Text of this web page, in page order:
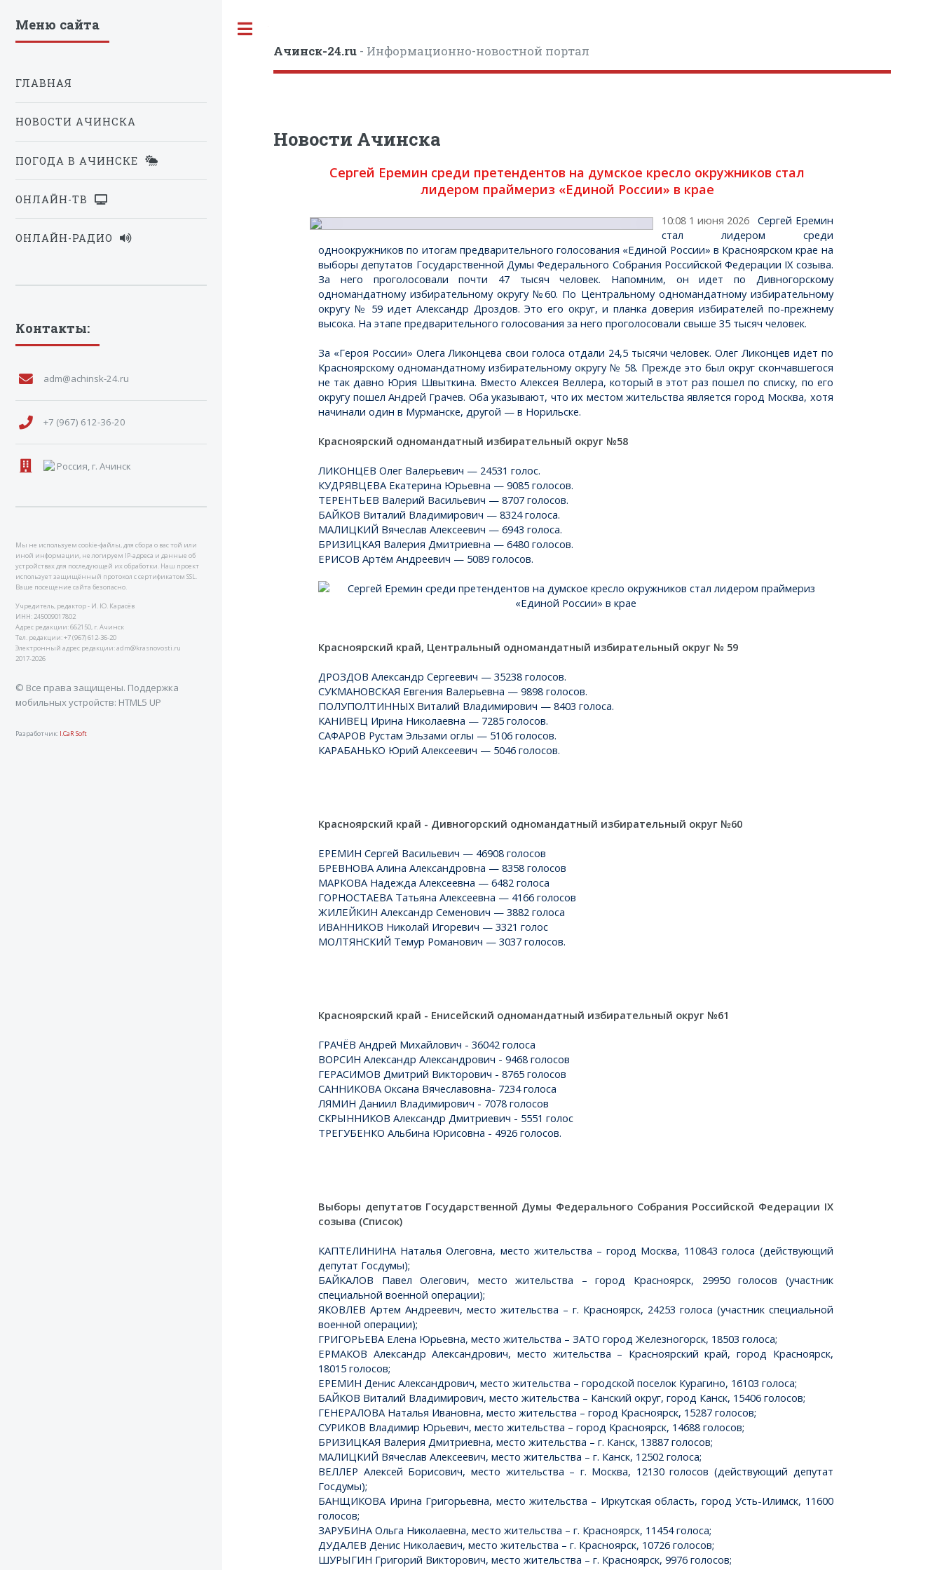
Ачинск-24.ru - Информационно-новостной портал
Новости Ачинска
Сергей Еремин среди претендентов на думское кресло окружников стал
лидером праймериз «Единой России» в крае
10:08 1 июня 2026
Сергей Еремин
стал лидером среди
одноокружников по итогам предварительного голосования «Единой России» в Красноярском крае на
выборы депутатов Государственной Думы Федерального Собрания Российской Федерации IX созыва.
За него проголосовали почти 47 тысяч человек. Напомним, он идет по Дивногорскому
одномандатному избирательному округу №60. По Центральному одномандатному избирательному
округу № 59 идет Александр Дроздов. Это его округ, и планка доверия избирателей по-прежнему
высока. На этапе предварительного голосования за него проголосовали свыше 35 тысяч человек.
За «Героя России» Олега Ликонцева свои голоса отдали 24,5 тысячи человек. Олег Ликонцев идет по
Красноярскому одномандатному избирательному округу № 58. Прежде это был округ скончавшегося
не так давно Юрия Швыткина. Вместо Алексея Веллера, который в этот раз пошел по списку, по его
округу пошел Андрей Грачев. Оба указывают, что их местом жительства является город Москва, хотя
начинали один в Мурманске, другой — в Норильске.
Красноярский одномандатный избирательный округ №58
ЛИКОНЦЕВ Олег Валерьевич — 24531 голос.
КУДРЯВЦЕВА Екатерина Юрьевна — 9085 голосов.
ТЕРЕНТЬЕВ Валерий Васильевич — 8707 голосов.
БАЙКОВ Виталий Владимирович — 8324 голоса.
МАЛИЦКИЙ Вячеслав Алексеевич — 6943 голоса.
БРИЗИЦКАЯ Валерия Дмитриевна — 6480 голосов.
ЕРИСОВ Артём Андреевич — 5089 голосов.
Красноярский край, Центральный одномандатный избирательный округ № 59
ДРОЗДОВ Александр Сергеевич — 35238 голосов.
СУКМАНОВСКАЯ Евгения Валерьевна — 9898 голосов.
ПОЛУПОЛТИННЫХ Виталий Владимирович — 8403 голоса.
КАНИВЕЦ Ирина Николаевна — 7285 голосов.
САФАРОВ Рустам Эльзами оглы — 5106 голосов.
КАРАБАНЬКО Юрий Алексеевич — 5046 голосов.
Красноярский край - Дивногорский одномандатный избирательный округ №60
ЕРЕМИН Сергей Васильевич — 46908 голосов
БРЕВНОВА Алина Александровна — 8358 голосов
МАРКОВА Надежда Алексеевна — 6482 голоса
ГОРНОСТАЕВА Татьяна Алексеевна — 4166 голосов
ЖИЛЕЙКИН Александр Семенович — 3882 голоса
ИВАННИКОВ Николай Игоревич — 3321 голос
МОЛТЯНСКИЙ Темур Романович — 3037 голосов.
Красноярский край - Енисейский одномандатный избирательный округ №61
ГРАЧЁВ Андрей Михайлович - 36042 голоса
ВОРСИН Александр Александрович - 9468 голосов
ГЕРАСИМОВ Дмитрий Викторович - 8765 голосов
САННИКОВА Оксана Вячеславовна- 7234 голоса
ЛЯМИН Даниил Владимирович - 7078 голосов
СКРЫННИКОВ Александр Дмитриевич - 5551 голос
ТРЕГУБЕНКО Альбина Юрисовна - 4926 голосов.
Выборы депутатов Государственной Думы Федерального Собрания Российской Федерации IX
созыва (Список)
КАПТЕЛИНИНА Наталья Олеговна, место жительства – город Москва, 110843 голоса (действующий
депутат Госдумы);
БАЙКАЛОВ Павел Олегович, место жительства – город Красноярск, 29950 голосов (участник
специальной военной операции);
ЯКОВЛЕВ Артем Андреевич, место жительства – г. Красноярск, 24253 голоса (участник специальной
военной операции);
ГРИГОРЬЕВА Елена Юрьевна, место жительства – ЗАТО город Железногорск, 18503 голоса;
ЕРМАКОВ Александр Александрович, место жительства – Красноярский край, город Красноярск,
18015 голосов;
ЕРЕМИН Денис Александрович, место жительства – городской поселок Курагино, 16103 голоса;
БАЙКОВ Виталий Владимирович, место жительства – Канский округ, город Канск, 15406 голосов;
ГЕНЕРАЛОВА Наталья Ивановна, место жительства – город Красноярск, 15287 голосов;
СУРИКОВ Владимир Юрьевич, место жительства – город Красноярск, 14688 голосов;
БРИЗИЦКАЯ Валерия Дмитриевна, место жительства – г. Канск, 13887 голосов;
МАЛИЦКИЙ Вячеслав Алексеевич, место жительства – г. Канск, 12502 голоса;
ВЕЛЛЕР Алексей Борисович, место жительства – г. Москва, 12130 голосов (действующий депутат
Госдумы);
БАНЩИКОВА Ирина Григорьевна, место жительства – Иркутская область, город Усть-Илимск, 11600
голосов;
ЗАРУБИНА Ольга Николаевна, место жительства – г. Красноярск, 11454 голоса;
ДУДАЛЕВ Денис Николаевич, место жительства – г. Красноярск, 10726 голосов;
ШУРЫГИН Григорий Викторович, место жительства – г. Красноярск, 9976 голосов;
Меню сайта
ГЛАВНАЯ
НОВОСТИ АЧИНСКА
ПОГОДА В АЧИНСКЕ
ОНЛАЙН-ТВ
ОНЛАЙН-РАДИО
Контакты:
adm@achinsk-24.ru
+7 (967) 612-36-20
Россия, г. Ачинск
Мы не используем cookie-файлы, для сбора о вас той или
иной информации, не логируем IP-адреса и данные об
устройствах для последующей их обработки. Наш проект
использует защищённый протокол с сертификатом SSL.
Ваше посещение сайта безопасно.
Учредитель, редактор - И. Ю. Карасёв
ИНН: 245009017802
Адрес редакции: 662150, г. Ачинск
Тел. редакции: +7 (967) 612-36-20
Электронный адрес редакции: adm@krasnovosti.ru
2017-2026
© Все права защищены. Поддержка
мобильных устройств: HTML5 UP
Разработчик: I.CaR Soft